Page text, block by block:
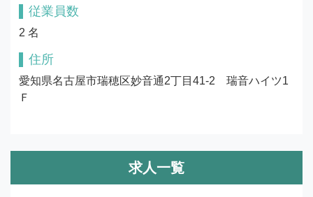
従業員数
2 名
住所
愛知県名古屋市瑞穂区妙音通2丁目41‐2　瑞音ハイツ1
Ｆ
求人一覧